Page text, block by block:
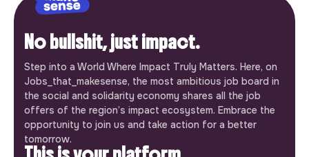
No bullshit, just impact.
Step into a World Where Impact Truly Matters. Here, on
Jobs_that_makesense, the most ambitious job board in
the social and solidarity economy shares all the job
offers of the region’s impact ecosystem. Embrace the
opportunity to join us and take action for a better
tomorrow.